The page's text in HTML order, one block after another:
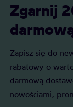
Zgarnij
Zapisz się do
rabatowy o
darmową
nowościami,